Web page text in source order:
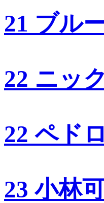
21 ブル
22 ニッ
22 ペド
23 小林